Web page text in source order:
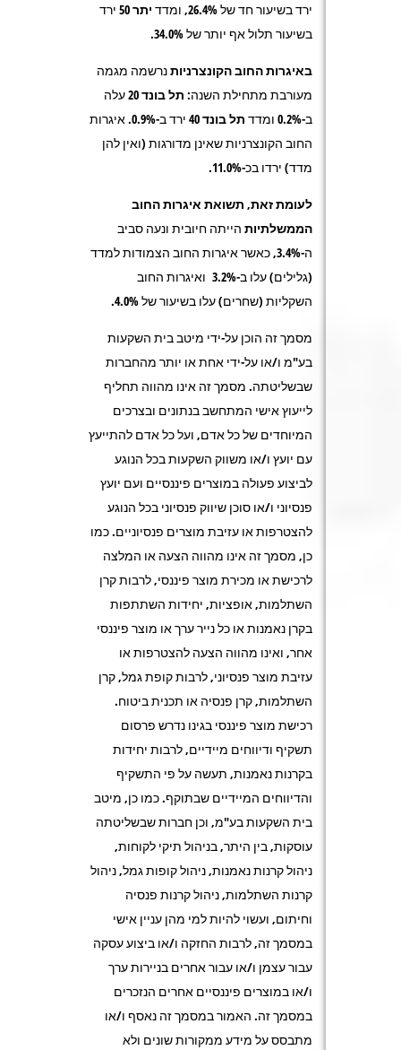
ירד בשיעור חד של 26.4%, ומדד
יתר 50
ירד
בשיעור תלול אף יותר של 34.0%.
באיגרות החוב הקונצרניותנרשמה מגמה
מעורבת מתחילת השנה: תל בונד 20
עלה
ב-0.2% ומדד
תל בונד 40
ירד ב-0.9%. איגרות
החוב הקונצרניות שאינן מדורגות (ואין להן
מדד) ירדו בכ-11.0%.
לעומת זאת, תשואת איגרות החוב
הממשלתיות הייתה חיובית ונעה סביב
ה-3.4%, כאשר איגרות החוב הצמודות למדד
(גלילים) עלו ב-3.2% ואיגרות החוב
השקליות (שחרים) עלו בשיעור של 4.0%.
מסמך זה הוכן על-ידי מיטב בית השקעות
בע"מ ו/או על-ידי אחת או יותר מהחברות
שבשליטתה. מסמך זה אינו מהווה תחליף
לייעוץ אישי המתחשב בנתונים ובצרכים
המיוחדים של כל אדם, ועל כל אדם להתייעץ
עם יועץ ו/או משווק השקעות בכל הנוגע
לביצוע פעולה במוצרים פיננסיים ועם יועץ
פנסיוני ו/או סוכן שיווק פנסיוני בכל הנוגע
להצטרפות או עזיבת מוצרים פנסיוניים. כמו
כן, מסמך זה אינו מהווה הצעה או המלצה
לרכישת או מכירת מוצר פיננסי, לרבות קרן
השתלמות, אופציות, יחידות השתתפות
בקרן נאמנות או כל נייר ערך או מוצר פיננסי
אחר, ואינו מהווה הצעה להצטרפות או
עזיבת מוצר פנסיוני, לרבות קופת גמל, קרן
השתלמות, קרן פנסיה או תכנית ביטוח.
רכישת מוצר פיננסי בגינו נדרש פרסום
תשקיף ודיווחים מיידיים, לרבות יחידות
בקרנות נאמנות, תעשה על פי התשקיף
והדיווחים המיידיים שבתוקף. כמו כן, מיטב
בית השקעות בע"מ, וכן חברות שבשליטתה
עוסקות, בין היתר, בניהול תיקי לקוחות,
ניהול קרנות נאמנות, ניהול קופות גמל, ניהול
קרנות השתלמות, ניהול קרנות פנסיה
וחיתום, ועשוי להיות למי מהן עניין אישי
במסמך זה, לרבות החזקה ו/או ביצוע עסקה
עבור עצמן ו/או עבור אחרים בניירות ערך
ו/או במוצרים פיננסיים אחרים הנזכרים
במסמך זה. האמור במסמך זה נאסף ו/או
מתבסס על מידע ממקורות שונים ולא